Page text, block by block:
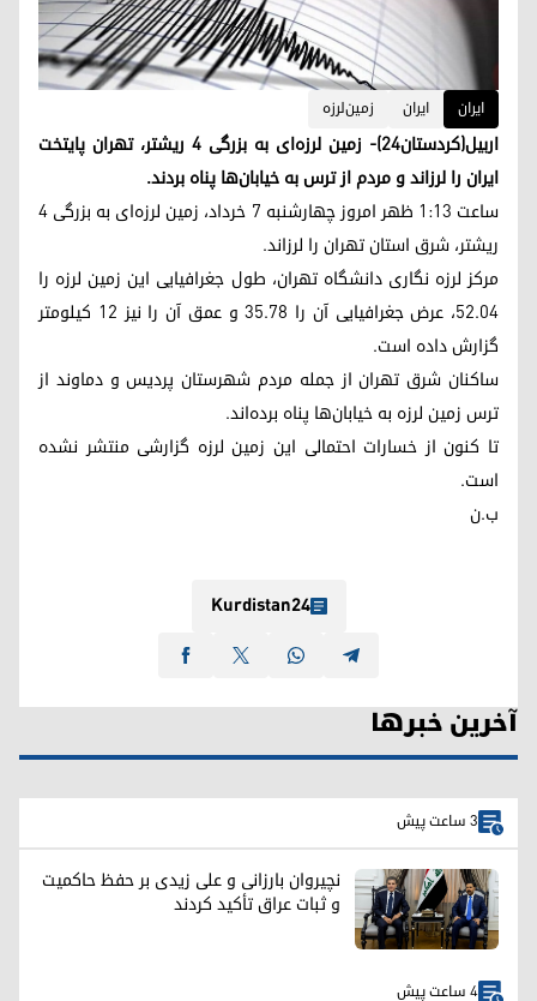
ایران ایران زمین‌لرزه
اربیل(کردستان٢٤)- زمین لرزه‌ای به بزرگی ۴ ریشتر، تهران پایتخت
ایران را لرزاند و مردم از ترس به خیابان‌ها پناه بردند.
ساعت ١:١٣ ظهر امروز چهارشنبه ٧ خرداد، زمین لرزه‌ای به بزرگی ٤
ریشتر، شرق استان تهران را لرزاند.
مرکز لرزه نگاری دانشگاه تهران، طول جغرافیایی این زمین لرزه را
۵۲.۰۴، عرض جغرافیایی آن را ۳۵.۷۸ و عمق آن را نیز ۱۲ کیلومتر
گزارش داده است.
ساکنان شرق تهران از جمله مردم شهرستان پردیس و دماوند از
ترس زمین لرزه به خیابان‌ها پناه برده‌اند.
تا کنون از خسارات احتمالی این زمین لرزه گزارشی منتشر نشده
است.
ب.ن
Kurdistan24
آخرین خبرها
3 ساعت پیش
نچیروان بارزانی و علی زیدی بر حفظ حاکمیت
و ثبات عراق تأکید کردند
4 ساعت پیش